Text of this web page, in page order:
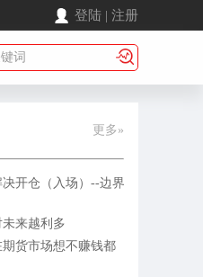
登陆 | 注册
更多»
开仓（入场）--边界
来越利多
货市场想不赚钱都